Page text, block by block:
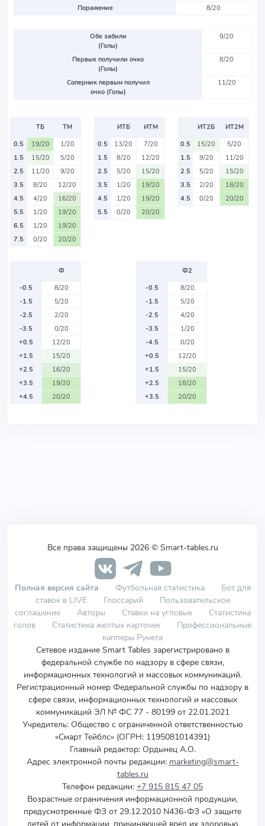
Поражение
8/20
Обе забили
(Голы)
9/20
Первые получили очко
(Голы)
8/20
Соперник первым получил
очко (Голы)
11/20
ТБ
ТМ
0.5
19/20
1/20
1.5
15/20
5/20
2.5
11/20
9/20
3.5
8/20
12/20
4.5
4/20
16/20
5.5
1/20
19/20
6.5
1/20
19/20
7.5
0/20 20/20
ИТБ
ИТМ
0.5
13/20
7/20
1.5
8/20
12/20
2.5
5/20
15/20
3.5
1/20
19/20
4.5
1/20
19/20
5.5
0/20 20/20
ИТ2Б
ИТ2М
0.5
15/20
5/20
1.5
9/20
11/20
2.5
5/20
15/20
3.5
2/20
18/20
4.5
0/20 20/20
Ф
-0.5
8/20
-1.5
5/20
-2.5
2/20
-3.5
0/20
+0.5
12/20
+1.5
15/20
+2.5
16/20
+3.5
19/20
+4.5
20/20
Ф2
-0.5
8/20
-1.5
5/20
-2.5
4/20
-3.5
1/20
-4.5
0/20
+0.5
12/20
+1.5
15/20
+2.5
18/20
+3.5
20/20
Все права защищены 2026 © Smart-tables.ru
Полная версия сайта Футбольная статистика
Бот для
ставок в LIVE
Глоссарий
Пользовательское
соглашение
Авторы Ставки на угловые
Статистика
голов
Статистика желтых карточек
Профессиональные
капперы Рунета
Сетевое издание Smart Tables зарегистрировано в
федеральной службе по надзору в сфере связи,
информационных технологий и массовых коммуникаций.
Регистрационный номер Федеральной службы по надзору в
сфере связи, информационных технологий и массовых
коммуникаций ЭЛ № ФС 77 - 80199 от 22.01.2021
Учредитель: Общество с ограниченной ответственностью
«Смарт Тейблс» (ОГРН: 1195081014391)
Главный редактор: Ордынец А.О.
Адрес электронной почты редакции: marketing@smart-
tables.ru
Телефон редакции: +7 915 815 47 05
Возрастные ограничения информационной продукции,
предусмотренные ФЗ от 29.12.2010 N436-ФЗ «О защите